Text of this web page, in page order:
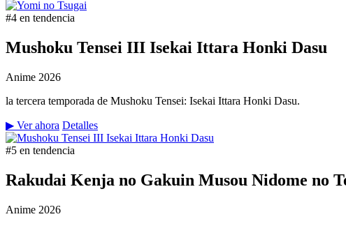
#4 en tendencia
Mushoku Tensei III Isekai Ittara Honki Dasu
Anime 2026
la tercera temporada de Mushoku Tensei: Isekai Ittara Honki Dasu.
▶ Ver ahora Detalles
#5 en tendencia
Rakudai Kenja no Gakuin Musou Nidome no
Anime 2026